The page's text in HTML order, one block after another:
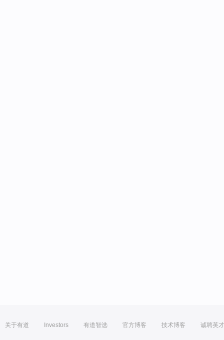
关于有道 Investors 有道智选 官方博客 技术博客 诚聘英才